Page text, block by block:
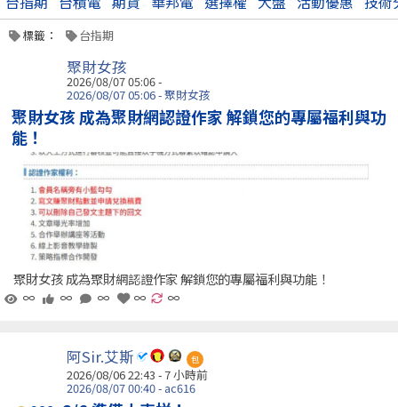
標籤： 台指期
聚財女孩
2026/08/07 05:06 -
2026/08/07 05:06 - 聚財女孩
聚財女孩 成為聚財網認證作家 解鎖您的專屬福利與功
能！
聚財女孩 成為聚財網認證作家 解鎖您的專屬福利與功能！
∞
∞ ∞ ∞ ∞
阿Sir.艾斯 包
2026/08/06 22:43 - 7 小時前
2026/08/07 00:40 - ac616